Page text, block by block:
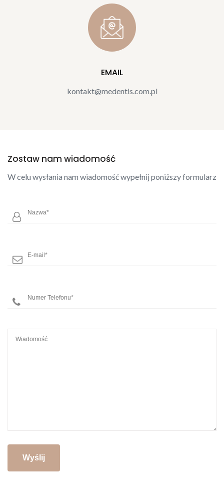
EMAIL
kontakt@medentis.com.pl
Zostaw nam wiadomość
W celu wysłania nam wiadomość wypełnij poniższy formularz